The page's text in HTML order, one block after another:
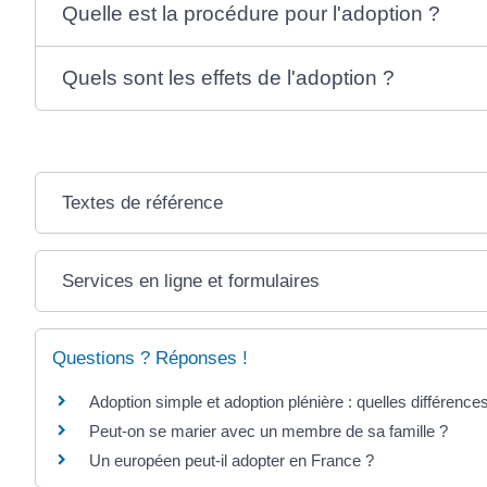
Quelle est la procédure pour l'adoption ?
Quels sont les effets de l'adoption ?
Textes de référence
Services en ligne et formulaires
Questions ? Réponses !
Adoption simple et adoption plénière : quelles
Peut-on se marier avec un membre de sa famille ?
Un européen peut-il adopter en France ?